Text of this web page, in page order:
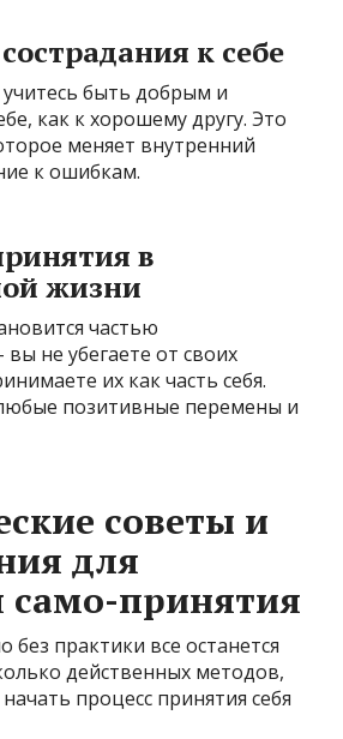
к себе
быть добрым и
как к хорошему другу. Это
меняет внутренний
к ошибкам.
в
жизни
частью
не убегаете от своих
их как часть себя.
позитивные перемены и
советы и
для
само-принятия
без практики все останется
действенных методов,
процесс принятия себя